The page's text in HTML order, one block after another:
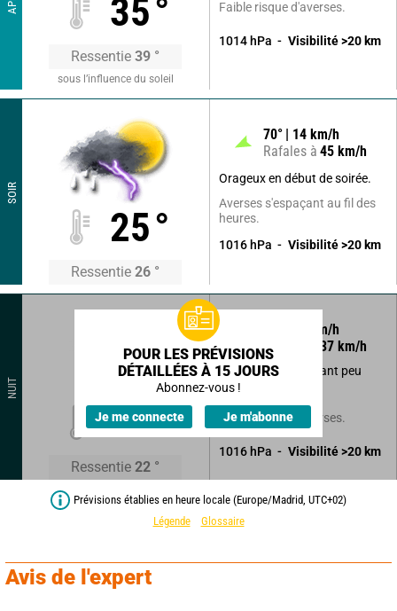
35°
Ressentie 39 °
sous l’influence du soleil
Faible risque d'averses.
1014 hPa Visibilité >20 km
SOIR
25°
Ressentie 26 °
70° 14 km/h
Rafales à 45 km/h
Orageux en début de soirée.
Averses s'espaçant au fil des
heures.
1016 hPa Visibilité >20 km
NUIT
22°
Ressentie 22 °
km/h
Rafales à
37 km/h
Ciel variable devenant peu
nuageux.
Faible risque d'averses.
1016 hPa Visibilité >20 km
POUR LES PRÉVISIONS
DÉTAILLÉES À 15 JOURS
Abonnez-vous !
Je me connecte Je m'abonne
Prévisions établies en heure locale (Europe/Madrid, UTC+02)
Légende
Glossaire
Avis de l'expert